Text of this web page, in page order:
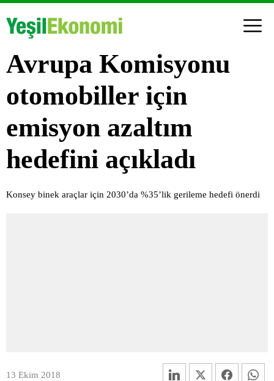
Avrupa Komisyonu
otomobiller için
emisyon azaltım
hedefini açıkladı
Konsey binek araçlar için 2030’da %35’lik gerileme hedefi önerdi
13 Ekim 2018